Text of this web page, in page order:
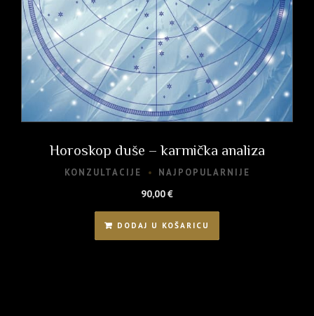
Horoskop duše – karmička analiza
KONZULTACIJE NAJPOPULARNIJE
90,00€
DODAJ U KOŠARICU